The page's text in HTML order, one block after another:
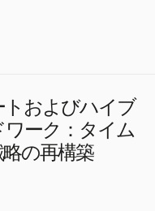
トおよびハイブ
ワーク：タイム
の再構築